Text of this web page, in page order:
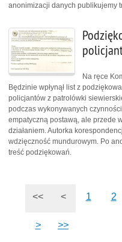
anonimizacji danych publikujemy
Na ręce
Będzinie wpłynął list z
policjantów z patrolówki
podczas wykonywanych
empatyczną postawą, ale przede
działaniem. Autorka
wdzięczność mundurowym. Po
treść podziękowań.
<< < 1 2
> >>